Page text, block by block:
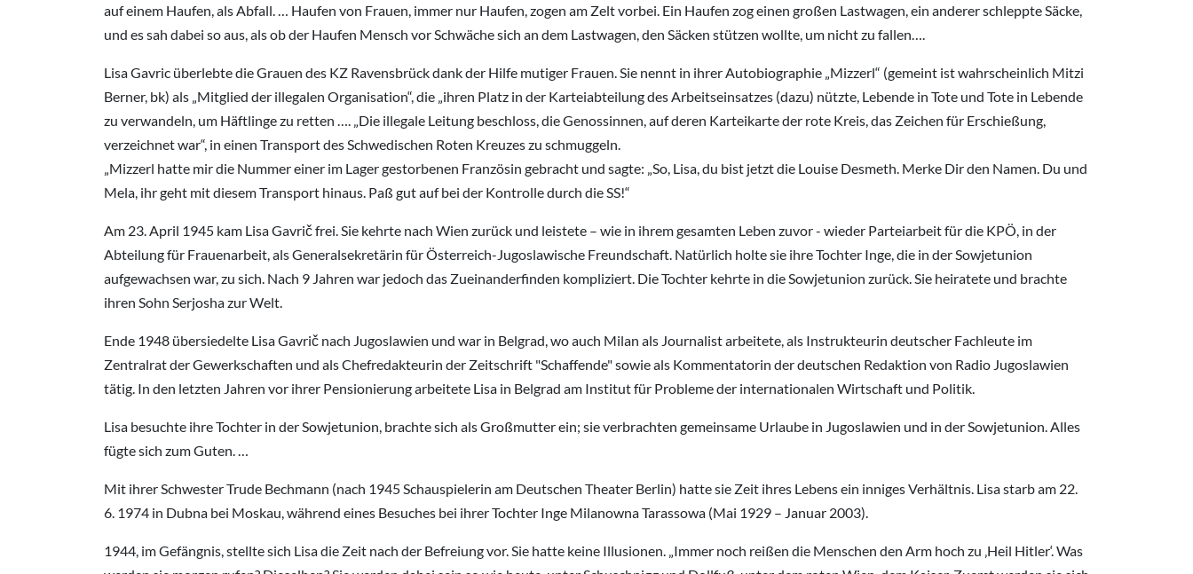
auf einem Haufen, als Abfall. … Haufen von Frauen, immer nur Haufen, zogen am Zelt vorbei. Ein Haufen zog einen großen Lastwagen, ein anderer schleppte Säcke,
und es sah dabei so aus, als ob der Haufen Mensch vor Schwäche sich an dem Lastwagen, den Säcken stützen wollte, um nicht zu fallen….
Lisa Gavric überlebte die Grauen des KZ Ravensbrück dank der Hilfe mutiger Frauen. Sie nennt in ihrer Autobiographie „Mizzerl“ (gemeint ist wahrscheinlich Mitzi
Berner, bk) als „Mitglied der illegalen Organisation“, die „ihren Platz in der Karteiabteilung des Arbeitseinsatzes (dazu) nützte, Lebende in Tote und Tote in Lebende
zu verwandeln, um Häftlinge zu retten …. „Die illegale Leitung beschloss, die Genossinnen, auf deren Karteikarte der rote Kreis, das Zeichen für Erschießung,
verzeichnet war“, in einen Transport des Schwedischen Roten Kreuzes zu schmuggeln.
„Mizzerl hatte mir die Nummer einer im Lager gestorbenen Französin gebracht und sagte: „So, Lisa, du bist jetzt die Louise Desmeth. Merke Dir den Namen. Du und
Mela, ihr geht mit diesem Transport hinaus. Paß gut auf bei der Kontrolle durch die SS!“
Am 23. April 1945 kam Lisa Gavrič frei. Sie kehrte nach Wien zurück und leistete – wie in ihrem gesamten Leben zuvor - wieder Parteiarbeit für die KPÖ, in der
Abteilung für Frauenarbeit, als Generalsekretärin für Österreich-Jugoslawische Freundschaft. Natürlich holte sie ihre Tochter Inge, die in der Sowjetunion
aufgewachsen war, zu sich. Nach 9 Jahren war jedoch das Zueinanderfinden kompliziert. Die Tochter kehrte in die Sowjetunion zurück. Sie heiratete und brachte
ihren Sohn Serjosha zur Welt.
Ende 1948 übersiedelte Lisa Gavrič nach Jugoslawien und war in Belgrad, wo auch Milan als Journalist arbeitete, als Instrukteurin deutscher Fachleute im
Zentralrat der Gewerkschaften und als Chefredakteurin der Zeitschrift "Schaffende" sowie als Kommentatorin der deutschen Redaktion von Radio Jugoslawien
tätig. In den letzten Jahren vor ihrer Pensionierung arbeitete Lisa in Belgrad am Institut für Probleme der internationalen Wirtschaft und Politik.
Lisa besuchte ihre Tochter in der Sowjetunion, brachte sich als Großmutter ein; sie verbrachten gemeinsame Urlaube in Jugoslawien und in der Sowjetunion. Alles
fügte sich zum Guten. …
Mit ihrer Schwester Trude Bechmann (nach 1945 Schauspielerin am Deutschen Theater Berlin) hatte sie Zeit ihres Lebens ein inniges Verhältnis. Lisa starb am 22.
6. 1974 in Dubna bei Moskau, während eines Besuches bei ihrer Tochter Inge Milanowna Tarassowa (Mai 1929 – Januar 2003).
1944, im Gefängnis, stellte sich Lisa die Zeit nach der Befreiung vor. Sie hatte keine Illusionen. „Immer noch reißen die Menschen den Arm hoch zu ‚Heil Hitler‘. Was